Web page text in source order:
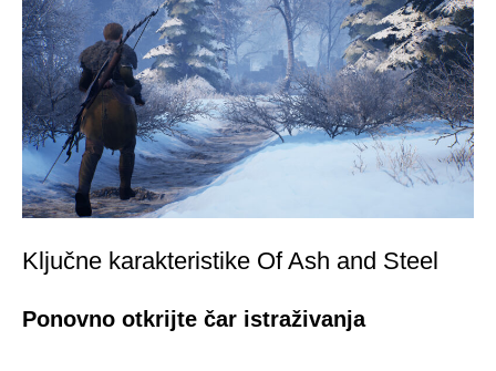
Ključne karakteristike Of Ash and Steel
Ponovno otkrijte čar istraživanja